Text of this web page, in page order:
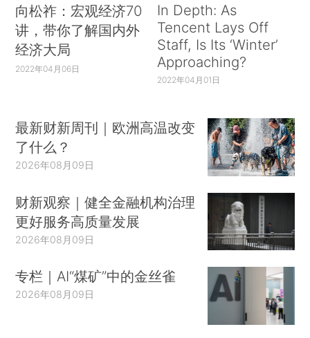
向松祚：宏观经济70
讲，带你了解国内外
经济大局
2022年04月06日
In Depth: As
Tencent Lays Off
Staff, Is Its ‘Winter’
Approaching?
2022年04月01日
最新财新周刊｜欧洲高温改变
了什么？
2026年08月09日
财新观察｜健全金融机构治理
更好服务高质量发展
2026年08月09日
专栏｜AI“煤矿”中的金丝雀
2026年08月09日